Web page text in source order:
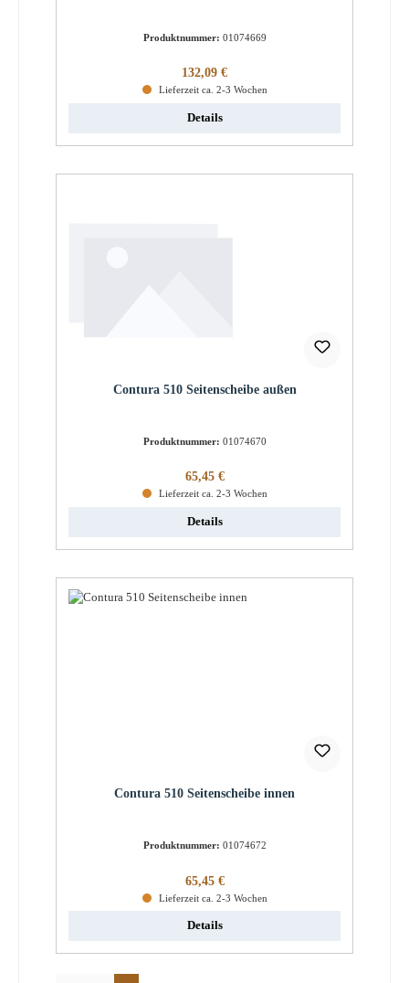
Produktnummer: 01074669
Regulärer Preis:
132,09 €
Lieferzeit ca. 2-3 Wochen
Details
Contura 510 Seitenscheibe außen
Produktnummer: 01074670
Regulärer Preis:
65,45 €
Lieferzeit ca. 2-3 Wochen
Details
Contura 510 Seitenscheibe innen
Produktnummer: 01074672
Regulärer Preis:
65,45 €
Lieferzeit ca. 2-3 Wochen
Details